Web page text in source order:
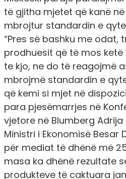
të gjitha mjetet që kanë
mbrojtur standardin e
“Pres së bashku me odat,
prodhuesit që të mos ketë
te kjo, ne do të reagojmë
mbrojmë standardin e
që kemi si mjet në
para pjesëmarrjes në
vjetore në Blumberg Adrija
Ministri i Ekonomisë Besar
për mediat të dhënë më
masa ka dhënë rezultate
produkteve të caktuara